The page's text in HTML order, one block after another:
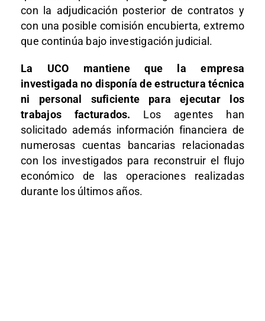
con la adjudicación posterior de contratos y
con una posible comisión encubierta, extremo
que continúa bajo investigación judicial.
La UCO mantiene que la empresa
investigada no disponía de estructura técnica
ni personal suficiente para ejecutar los
trabajos facturados. Los agentes han
solicitado además información financiera de
numerosas cuentas bancarias relacionadas
con los investigados para reconstruir el flujo
económico de las operaciones realizadas
durante los últimos años.